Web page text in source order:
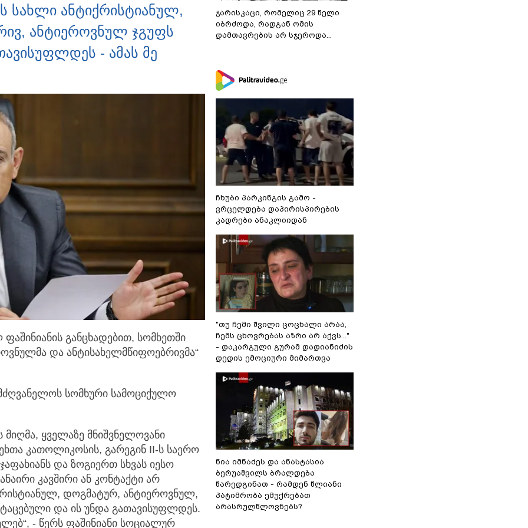
სახლი ანტიქრისტიანულ,
ანტიეროვნულ ჯგუფს
- ამას მე
განცხადებით, სომხეთში
და ანტისახელმწიფოებრივმა“
სომხური სამოციქულო
ყველაზე მნიშვნელოვანი
კათოლიკოსის, გარეგინ II-ს საერო
და ზოგიერთ სხვას იესო
კავშირი ან კონტაქტი არ
დოგმატურ, ანტიეროვნულ,
და ის უნდა გათავისუფლდეს.
- წერს ფაშინიანი სოციალურ
ჯარისკაცი, რომელიც 29 წელი
იბრძოდა, რადგან ომის
დამთავრების არ სჯეროდა...
ჩხუბი პარკინგის გამო -
ვრცელდება დაპირისპირების
კადრები ანაკლიიდან
"თუ ჩემი შვილი ცოცხალი არაა,
ჩემს ცხოვრებას აზრი არ აქვს..."
- დაკარგული გურამ დადიანიძის
დედის ემოციური მიმართვა
ნია იმნაძეს და ანასტასია
ბერუაშვილს ბრალდება
წარედგინათ - რამდენ წლიანი
პატიმრობა ემუქრებათ
არასრულწლოვნებს?